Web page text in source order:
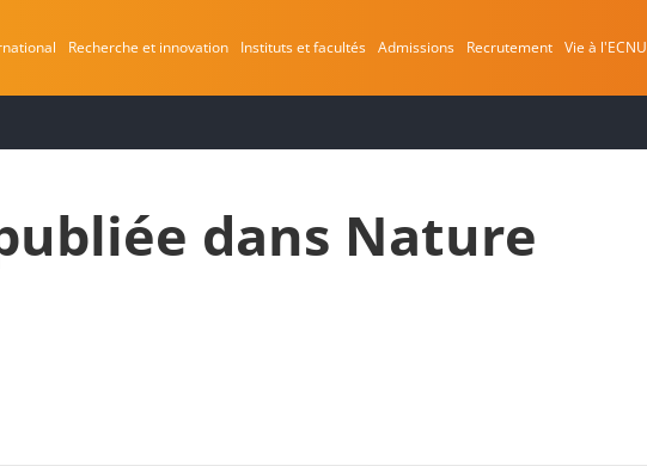
Recherche et innovation Instituts et facultés Admissions Recrutement Vie à l'ECNU
dans Nature